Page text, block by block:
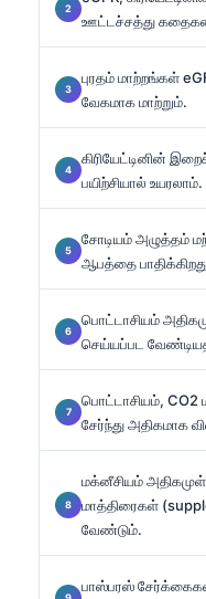
ஊட்டச்சத்து
புரதம் மாற்றங்கள்
வேகமாக மாற்றும்.
கிரியேட்டினின்
பயிற்சியால் உயரலாம்.
சோடியம் அழுத்தம்
ஆபத்தை
பொட்டாசியம்
செய்யப்பட
பொட்டாசியம், CO2
சேர்ந்து அதிகமாக
மக்னீசியம்
மாத்திரைகள்
வேண்டும்.
பாஸ்பரஸ்